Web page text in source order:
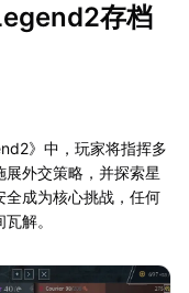
存档
》中，玩家将指挥多
外交策略，并探索星
全成为核心挑战，任何
解。